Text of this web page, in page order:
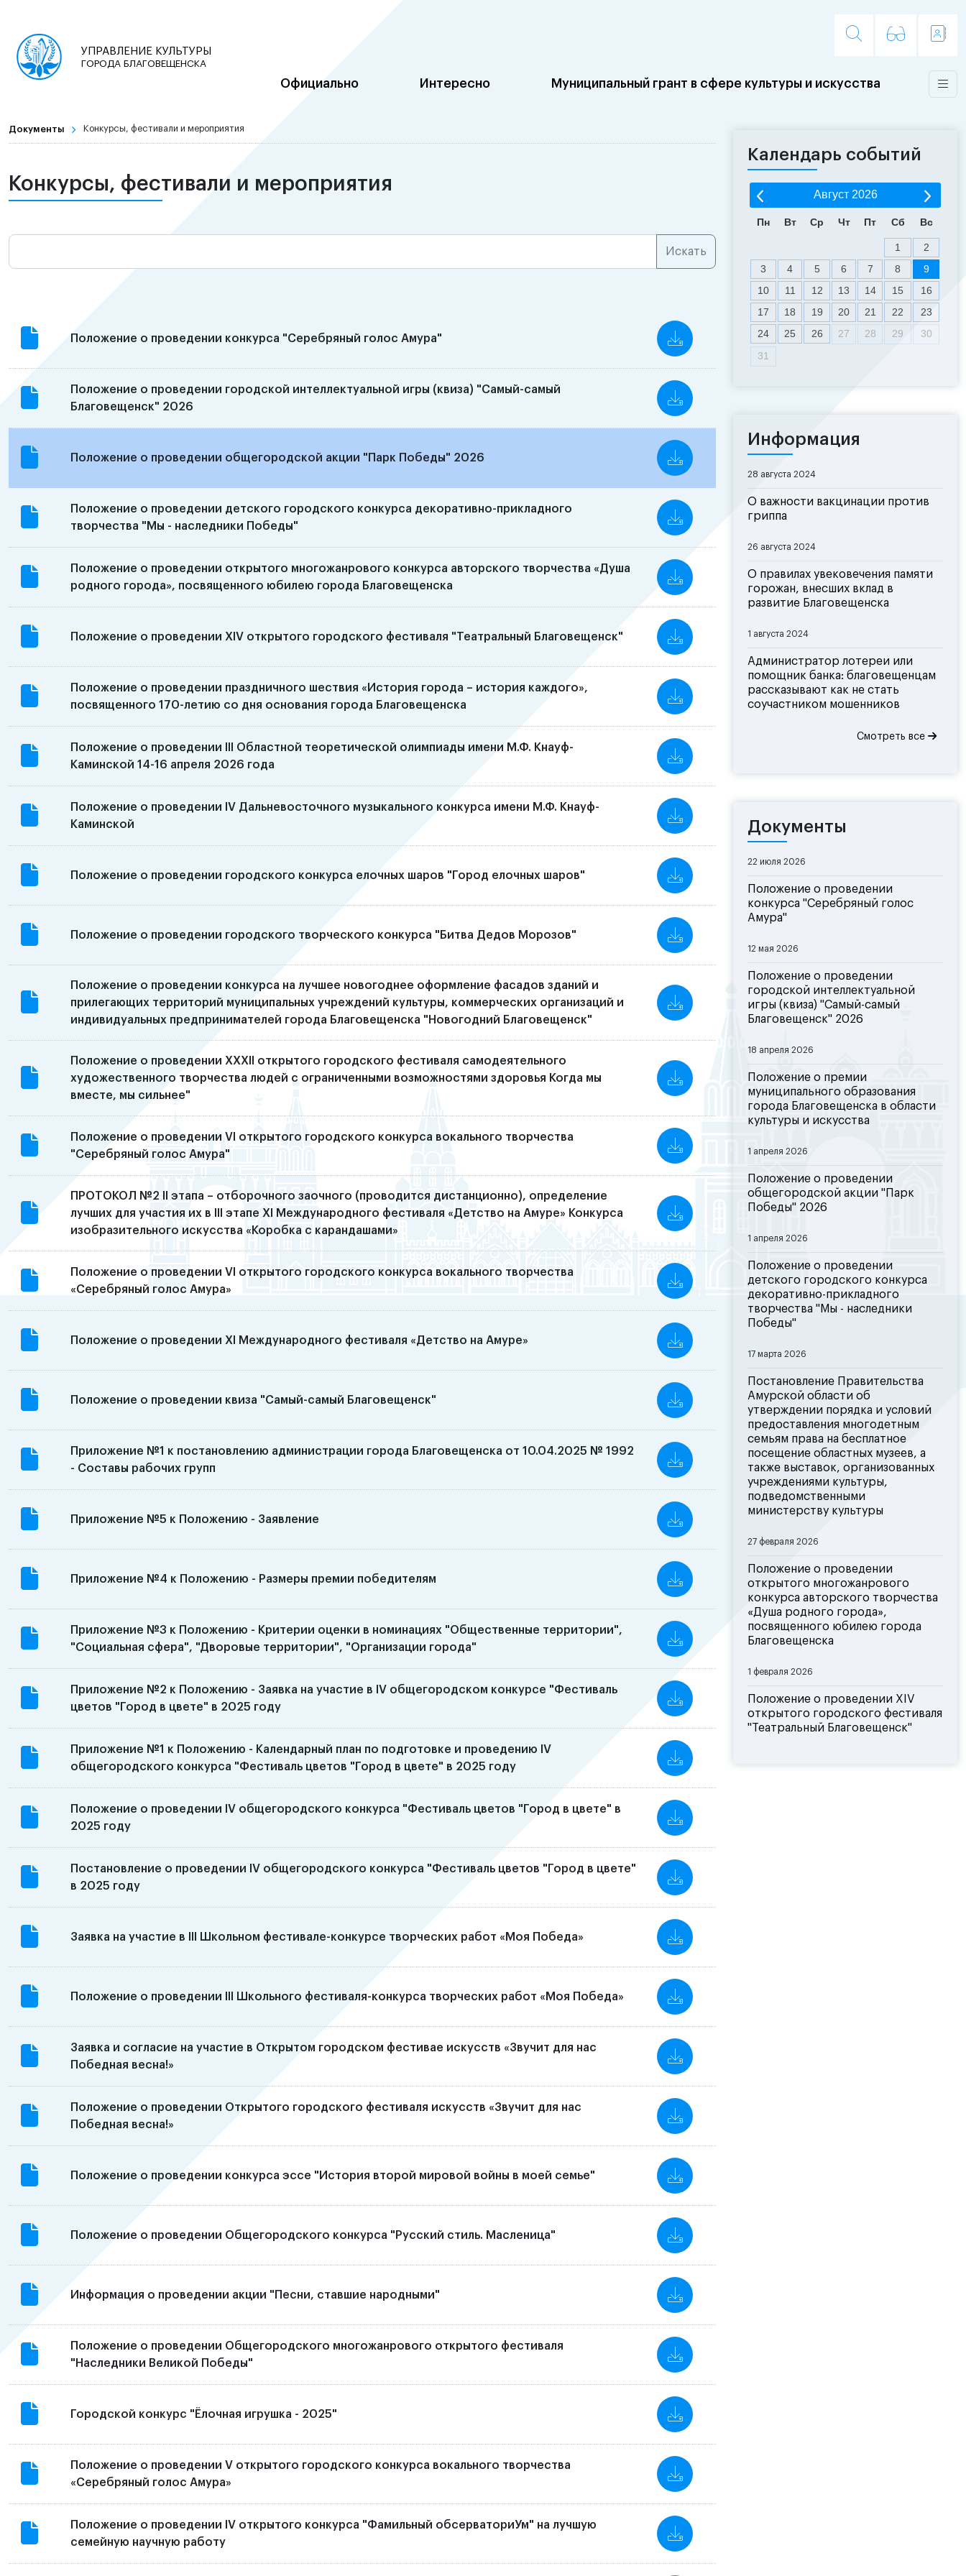
УПРАВЛЕНИЕ КУЛЬТУРЫ
ГОРОДА БЛАГОВЕЩЕНСКА
Официально Интересно Муниципальный грант в сфере культуры и искусства
Документы Конкурсы, фестивали и мероприятия
Конкурсы, фестивали и мероприятия
Положение о проведении конкурса "Серебряный голос Амура"
Положение о проведении городской интеллектуальной игры (квиза) "Самый-самый
Благовещенск" 2026
Положение о проведении общегородской акции "Парк Победы" 2026
Положение о проведении детского городского конкурса декоративно-прикладного
творчества "Мы - наследники Победы"
Положение о проведении открытого многожанрового конкурса авторского творчества «Душа
родного города», посвященного юбилею города Благовещенска
Положение о проведении XIV открытого городского фестиваля "Театральный Благовещенск"
Положение о проведении праздничного шествия «История города – история каждого»,
посвященного 170-летию со дня основания города Благовещенска
Положение о проведении III Областной теоретической олимпиады имени М.Ф. Кнауф-
Каминской 14-16 апреля 2026 года
Положение о проведении IV Дальневосточного музыкального конкурса имени М.Ф. Кнауф-
Каминской
Положение о проведении городского конкурса елочных шаров "Город елочных шаров"
Положение о проведении городского творческого конкурса "Битва Дедов Морозов"
Положение о проведении конкурса на лучшее новогоднее оформление фасадов зданий и
прилегающих территорий муниципальных учреждений культуры, коммерческих организаций и
индивидуальных предпринимателей города Благовещенска "Новогодний Благовещенск"
Положение о проведении XXXII открытого городского фестиваля самодеятельного
художественного творчества людей с ограниченными возможностями здоровья Когда мы
вместе, мы сильнее"
Положение о проведении VI открытого городского конкурса вокального творчества
"Серебряный голос Амура"
ПРОТОКОЛ №2 II этапа – отборочного заочного (проводится дистанционно), определение
лучших для участия их в III этапе XI Международного фестиваля «Детство на Амуре» Конкурса
изобразительного искусства «Коробка с карандашами»
Положение о проведении VI открытого городского конкурса вокального творчества
«Серебряный голос Амура»
Положение о проведении XI Международного фестиваля «Детство на Амуре»
Положение о проведении квиза "Самый-самый Благовещенск"
Приложение №1 к постановлению администрации города Благовещенска от 10.04.2025 № 1992
- Составы рабочих групп
Приложение №5 к Положению - Заявление
Приложение №4 к Положению - Размеры премии победителям
Приложение №3 к Положению - Критерии оценки в номинациях "Общественные территории",
"Социальная сфера", "Дворовые территории", "Организации города"
Приложение №2 к Положению - Заявка на участие в IV общегородском конкурсе "Фестиваль
цветов "Город в цвете" в 2025 году
Приложение №1 к Положению - Календарный план по подготовке и проведению IV
общегородского конкурса "Фестиваль цветов "Город в цвете" в 2025 году
Положение о проведении IV общегородского конкурса "Фестиваль цветов "Город в цвете" в
2025 году
Постановление о проведении IV общегородского конкурса "Фестиваль цветов "Город в цвете"
в 2025 году
Заявка на участие в III Школьном фестивале-конкурсе творческих работ «Моя Победа»
Положение о проведении III Школьного фестиваля-конкурса творческих работ «Моя Победа»
Заявка и согласие на участие в Открытом городском фестивае искусств «Звучит для нас
Победная весна!»
Положение о проведении Открытого городского фестиваля искусств «Звучит для нас
Победная весна!»
Положение о проведении конкурса эссе "История второй мировой войны в моей семье"
Положение о проведении Общегородского конкурса "Русский стиль. Масленица"
Информация о проведении акции "Песни, ставшие народными"
Положение о проведении Общегородского многожанрового открытого фестиваля
"Наследники Великой Победы"
Городской конкурс "Ёлочная игрушка - 2025"
Положение о проведении V открытого городского конкурса вокального творчества
«Серебряный голос Амура»
Положение о проведении IV открытого конкурса "Фамильный обсерваториУм" на лучшую
семейную научную работу
Календарь событий
Август 2026
Пн Вт Ср Чт Пт Сб Вс
1
2
3
4 5 6 7 8
9
10
11 12 13 14 15
16
17
18 19 20 21 22
23
24
25 26 27 28 29
30
31
Информация
28 августа 2024
О важности вакцинации против
гриппа
26 августа 2024
О правилах увековечения памяти
горожан, внесших вклад в
развитие Благовещенска
1 августа 2024
Администратор лотереи или
помощник банка: благовещенцам
рассказывают как не стать
соучастником мошенников
Смотреть все
Документы
22 июля 2026
Положение о проведении
конкурса "Серебряный голос
Амура"
12 мая 2026
Положение о проведении
городской интеллектуальной
игры (квиза) "Самый-самый
Благовещенск" 2026
18 апреля 2026
Положение о премии
муниципального образования
города Благовещенска в области
культуры и искусства
1 апреля 2026
Положение о проведении
общегородской акции "Парк
Победы" 2026
1 апреля 2026
Положение о проведении
детского городского конкурса
декоративно-прикладного
творчества "Мы - наследники
Победы"
17 марта 2026
Постановление Правительства
Амурской области об
утверждении порядка и условий
предоставления многодетным
семьям права на бесплатное
посещение областных музеев, а
также выставок, организованных
учреждениями культуры,
подведомственными
министерству культуры
27 февраля 2026
Положение о проведении
открытого многожанрового
конкурса авторского творчества
«Душа родного города»,
посвященного юбилею города
Благовещенска
1 февраля 2026
Положение о проведении XIV
открытого городского фестиваля
"Театральный Благовещенск"